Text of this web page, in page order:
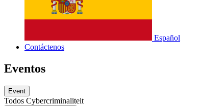
Español
Contáctenos
Eventos
Event
Todos Cybercriminaliteit